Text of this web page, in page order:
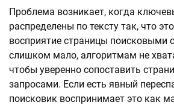
Проблема возникает, когда
распределены по тексту так, что
восприятие страницы поисковыми
слишком мало, алгоритмам не
чтобы уверенно сопоставить
запросами. Если есть явный
поисковик воспринимает это как